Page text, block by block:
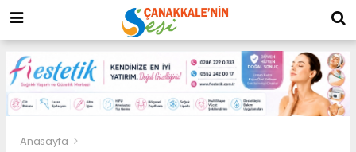
Anasayfa